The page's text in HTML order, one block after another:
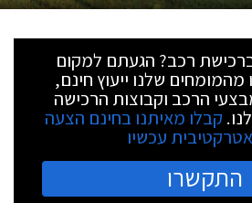
ברכישת רכב? הגעתם למקום
מהמומחים שלנו ייעוץ חינם,
הרכב וקבוצות הרכישה
קבלו מאיתנו בחינם הצעה
אטרקטיבית עכשיו
התקשרו